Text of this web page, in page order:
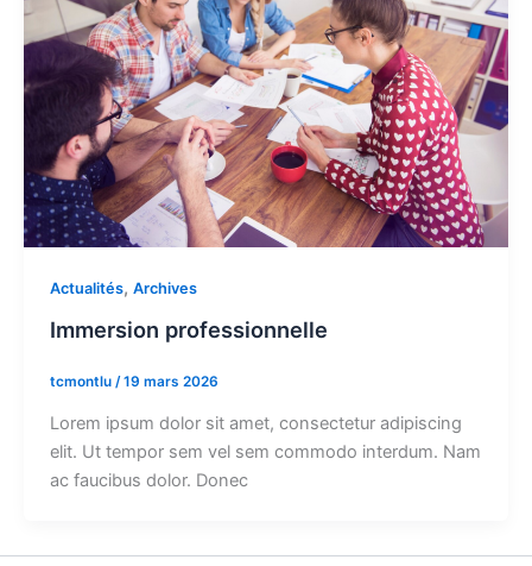
Actualités, Archives
Immersion professionnelle
tcmontlu /19 mars 2026
Lorem ipsum dolor sit amet, consectetur adipiscing
elit. Ut tempor sem vel sem commodo interdum. Nam
ac faucibus dolor. Donec